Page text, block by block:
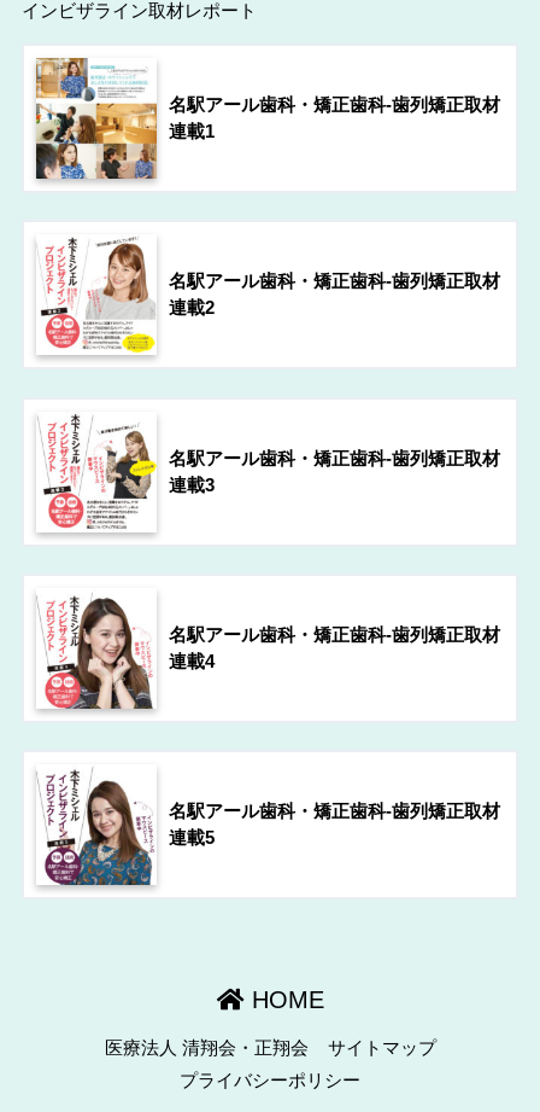
インビザライン取材レポート
名駅アール歯科・矯正歯科-歯列矯正取材
連載1
名駅アール歯科・矯正歯科-歯列矯正取材
連載2
名駅アール歯科・矯正歯科-歯列矯正取材
連載3
名駅アール歯科・矯正歯科-歯列矯正取材
連載4
名駅アール歯科・矯正歯科-歯列矯正取材
連載5
HOME
医療法人 清翔会・正翔会
サイトマップ
プライバシーポリシー